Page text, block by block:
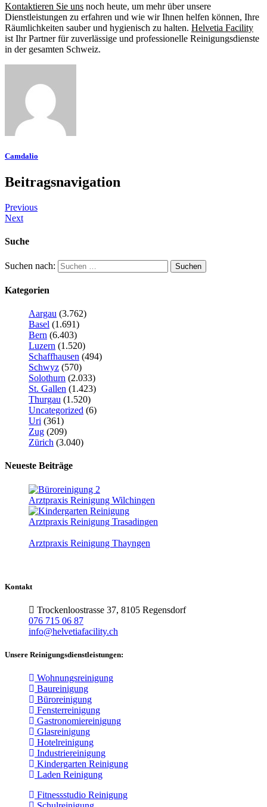
Kontaktieren Sie uns noch heute, um mehr über unsere
Dienstleistungen zu erfahren und wie wir Ihnen helfen können, Ihre
Räumlichkeiten sauber und hygienisch zu halten. Helvetia Facility
ist Ihr Partner für zuverlässige und professionelle Reinigungsdienste
in der gesamten Schweiz.
Camdalio
Beitragsnavigation
Previous
Next
Suche
Suchen nach:
Kategorien
Aargau (3.762)
Basel (1.691)
Bern (6.403)
Luzern (1.520)
Schaffhausen (494)
Schwyz (570)
Solothurn (2.033)
St. Gallen (1.423)
Thurgau (1.520)
Uncategorized (6)
Uri (361)
Zug (209)
Zürich (3.040)
Neueste Beiträge
Arztpraxis Reinigung Wilchingen
Arztpraxis Reinigung Trasadingen
Arztpraxis Reinigung Thayngen
Kontakt
Trockenloostrasse 37, 8105 Regensdorf
076 715 06 87
info@helvetiafacility.ch
Unsere Reinigungsdienstleistungen:
Wohnungsreinigung
Baureinigung
Büroreinigung
Fensterreinigung
Gastronomiereinigung
Glasreinigung
Hotelreinigung
Industriereinigung
Kindergarten Reinigung
Laden Reinigung
Fitnessstudio Reinigung